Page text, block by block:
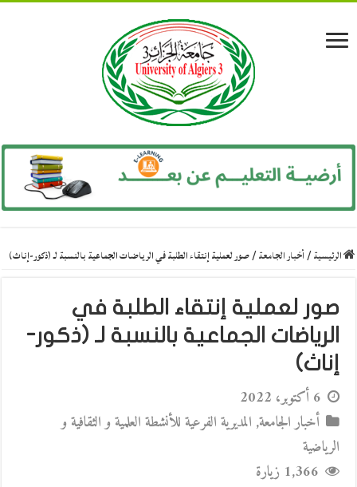
الرئيسية/أخبار الجامعة/صور لعملية إنتقاء الطلبة في الرياضات الجماعية بالنسبة لـ (ذكور-إناث)
صور لعملية إنتقاء الطلبة في
الرياضات الجماعية بالنسبة لـ (ذكور-
إناث)
6 أكتوبر، 2022
أخبار الجامعة, المديرية الفرعية للأنشطة العلمية و الثقافية و
الرياضية
1,366 زيارة